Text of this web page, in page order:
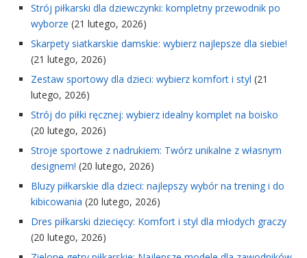
Strój piłkarski dla dziewczynki: kompletny przewodnik po
wyborze (21 lutego, 2026)
Skarpety siatkarskie damskie: wybierz najlepsze dla siebie!
(21 lutego, 2026)
Zestaw sportowy dla dzieci: wybierz komfort i styl (21
lutego, 2026)
Strój do piłki ręcznej: wybierz idealny komplet na boisko
(20 lutego, 2026)
Stroje sportowe z nadrukiem: Twórz unikalne z własnym
designem! (20 lutego, 2026)
Bluzy piłkarskie dla dzieci: najlepszy wybór na trening i do
kibicowania (20 lutego, 2026)
Dres piłkarski dziecięcy: Komfort i styl dla młodych graczy
(20 lutego, 2026)